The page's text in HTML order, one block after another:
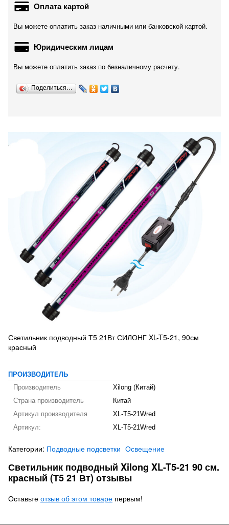
Оплата картой
Вы можете оплатить заказ наличными или банковской картой.
Юридическим лицам
Вы можете оплатить заказ по безналичному расчету.
Поделиться…
Светильник подводный Т5 21Вт СИЛОНГ XL-T5-21, 90см
красный
ПРОИЗВОДИТЕЛЬ
Производитель
Xilong (Китай)
Страна производитель
Китай
Артикул производителя
XL-T5-21Wred
Артикул:
XL-T5-21Wred
Категории: Подводные подсветки Освещение
Светильник подводный Xilong XL-T5-21 90 см.
красный (Т5 21 Вт) отзывы
Оставьте отзыв об этом товаре первым!